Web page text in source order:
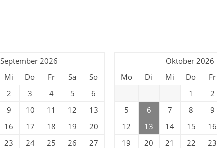
September 2026
Mi Do Fr Sa
So
2 3 4 5
6
9 10 11 12
13
16 17 18 19
20
23 24 25 26
27
Oktober 2026
Mo
Di Mi Do Fr
1
2
5
6 7 8 9
12
13 14 15 16
19
20 21 22 23